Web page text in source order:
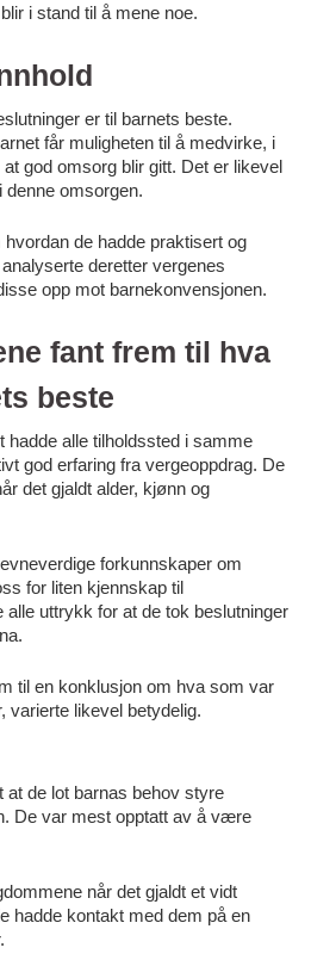
i stand til å mene noe.
er til barnets beste.
får muligheten til å medvirke, i
god omsorg blir gitt. Det er likevel
denne omsorgen.
de hadde praktisert og
deretter vergenes
opp mot barnekonvensjonen.
fant frem til hva
beste
hadde alle tilholdssted i samme
god erfaring fra vergeoppdrag. De
det gjaldt alder, kjønn og
forkunnskaper om
for liten kjennskap til
alle uttrykk for at de tok beslutninger
til en konklusjon om hva som var
varierte likevel betydelig.
at de lot barnas behov styre
De var mest opptatt av å være
når det gjaldt et vidt
hadde kontakt med dem på en